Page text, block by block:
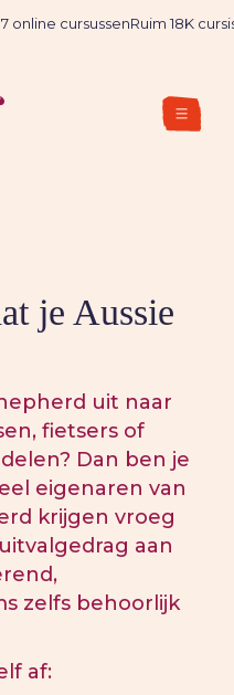
7 online cursussenRuim 18K
je Aussie
uit naar
fietsers of
Dan ben je
eigenaren van
krijgen vroeg
aan
zelfs behoorlijk
af: